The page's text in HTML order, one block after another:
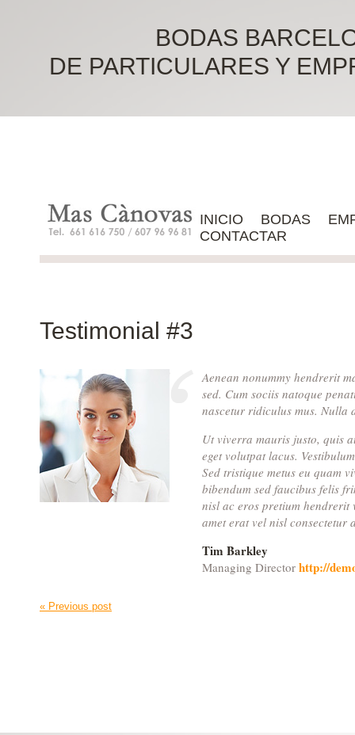
BODAS
DE PARTICULARES Y
INICIO BODAS
CONTACTAR
Testimonial #3
Aenean nonummy hendrerit
sed. Cum sociis natoque
nascetur ridiculus mus. Nulla
Ut viverra mauris justo, quis
eget volutpat lacus.
Sed tristique metus eu quam
bibendum sed faucibus felis
nisl ac eros pretium
amet erat vel nisl consectetur
Tim Barkley
Managing Director http://
« Previous post